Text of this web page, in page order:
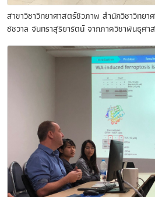
สาขาวิชาวิทยาศาสตร์ชีวภาพ สำนักวิชาวิทย
ชัชวาล จันทราสุริยารัตน์ จากภาควิชาพันธุศ